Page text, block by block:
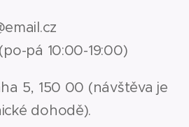
pá 10:00-19:00)
5, 150 00 (návštěva je
dohodě).